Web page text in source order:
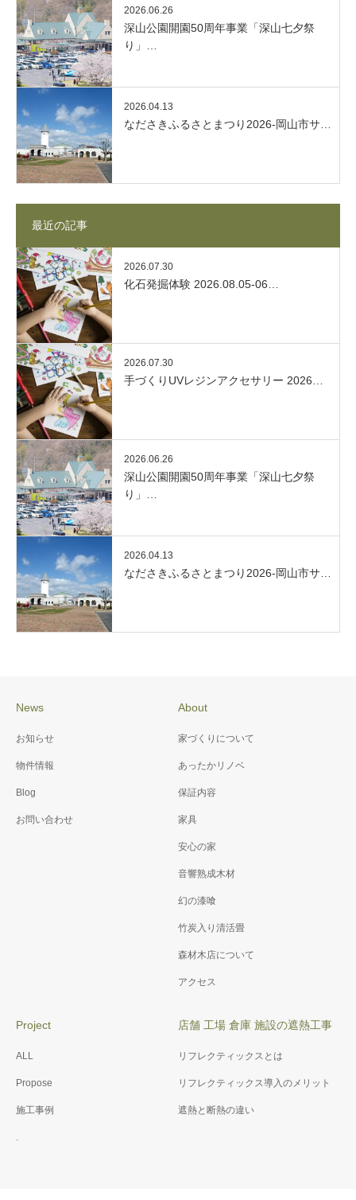
2026.06.26
深山公園開園50周年事業「深山七夕祭
り」…
2026.04.13
なださきふるさとまつり2026-岡山市サ…
最近の記事
2026.07.30
化石発掘体験 2026.08.05-06…
2026.07.30
手づくりUVレジンアクセサリー 2026…
2026.06.26
深山公園開園50周年事業「深山七夕祭
り」…
2026.04.13
なださきふるさとまつり2026-岡山市サ…
News
お知らせ
物件情報
Blog
お問い合わせ
About
家づくりについて
あったかリノベ
保証内容
家具
安心の家
音響熟成木材
幻の漆喰
竹炭入り清活畳
森材木店について
アクセス
Project
ALL
Propose
施工事例
店舗 工場 倉庫 施設の遮熱工事
リフレクティックスとは
リフレクティックス導入のメリット
遮熱と断熱の違い